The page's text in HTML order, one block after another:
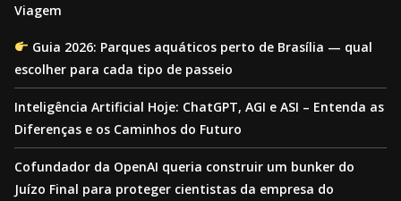
Viagem
Guia 2026: Parques aquáticos perto de Brasília — qual
escolher para cada tipo de passeio
Inteligência Artificial Hoje: ChatGPT, AGI e ASI – Entenda as
Diferenças e os Caminhos do Futuro
Cofundador da OpenAI queria construir um bunker do
Juízo Final para proteger cientistas da empresa do